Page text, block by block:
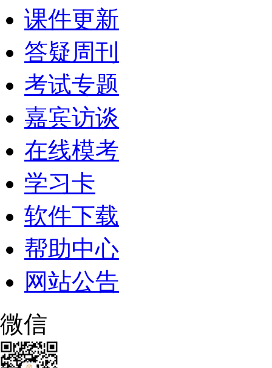
课件更新
答疑周刊
考试专题
嘉宾访谈
在线模考
学习卡
软件下载
帮助中心
网站公告
微信